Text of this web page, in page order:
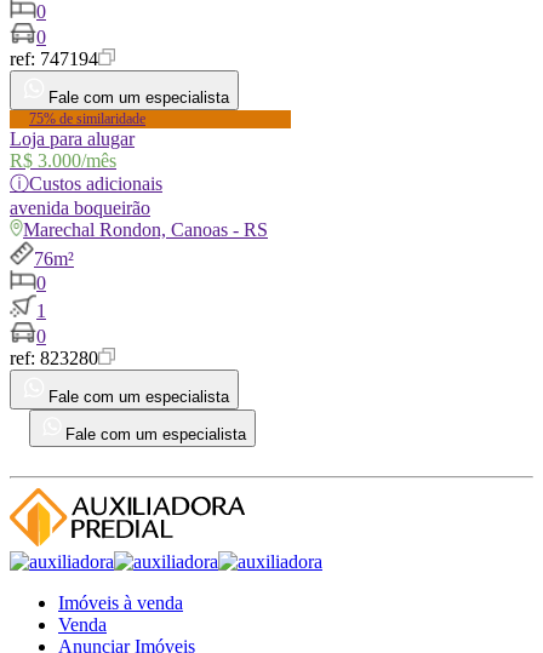
0
0
ref: 747194
Fale com um especialista
75% de similaridade
Loja para alugar
R$ 3.000/mês
ⓘCustos adicionais
avenida boqueirão
Marechal Rondon, Canoas - RS
76m²
0
1
0
ref: 823280
Fale com um especialista
Fale com um especialista
Imóveis à venda
Venda
Anunciar Imóveis